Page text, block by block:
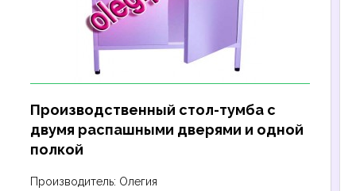
Производственный стол-тумба с
двумя распашными дверями и одной
полкой
Производитель: Олегия